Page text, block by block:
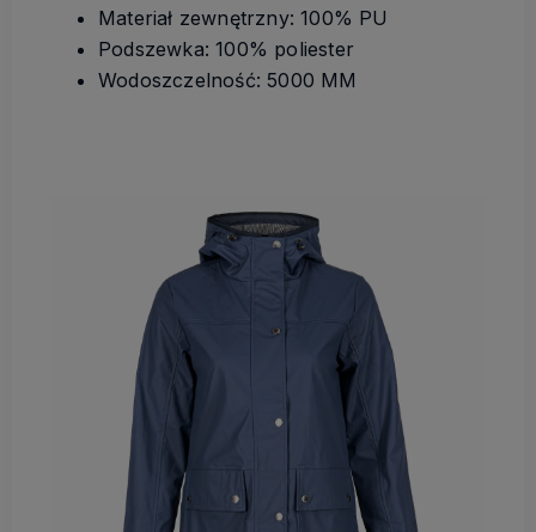
Materiał zewnętrzny: 100% PU
Podszewka: 100% poliester
Wodoszczelność: 5000 MM